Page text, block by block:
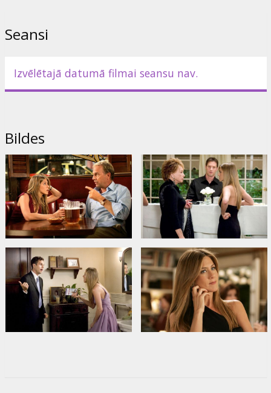
Stāsta saintriģēta Sāra sāk meklēt 1967.gada filmas "The
Graduate" kaseti, jo viņu māc lielas aizdomas, ka notikumi viņas
iespējams, ir pavedinātā māte, bet pašas Sāras māte ir aizbēgusī
līgava. Ir tikai viens jautājums - kas bija noslēpumainais jauneklis?
Režisors: Rob Reiner
Filma angļu valodā ar subtitriem latviešu un krievu valodās.
Izplatītājs: Warner Bros. Pictures International
Seansi
Izvēlētajā datumā filmai seansu nav.
Bildes